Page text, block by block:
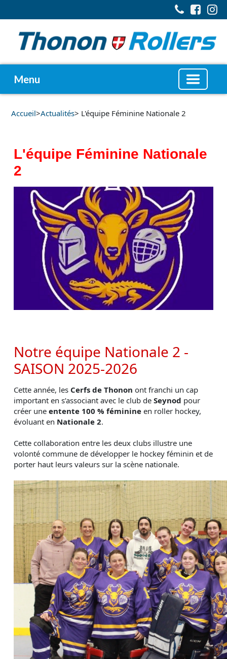
Menu
Accueil>Actualités> L'équipe Féminine Nationale 2
L'équipe Féminine Nationale
2
Notre équipe Nationale 2 -
SAISON 2025-2026
Cette année, les Cerfs de Thonon ont franchi un cap
important en s’associant avec le club de Seynod pour
créer une entente 100 % féminine en roller hockey,
évoluant en Nationale 2.
Cette collaboration entre les deux clubs illustre une
volonté commune de développer le hockey féminin et de
porter haut leurs valeurs sur la scène nationale.